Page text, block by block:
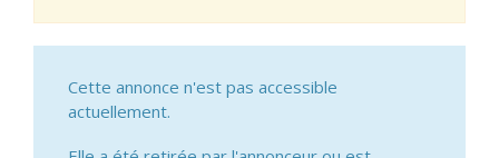
Cette annonce n'est pas accessible
actuellement.